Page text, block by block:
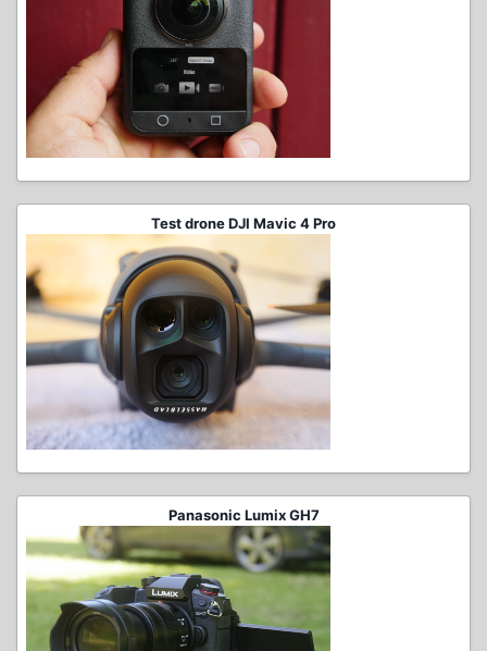
Test drone DJI Mavic 4 Pro
Panasonic Lumix GH7